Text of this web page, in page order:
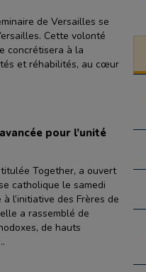
de Versailles se
Cette volonté
concrétisera à la
et réhabilités, au cœur
pour l’unité
Together, a ouvert
catholique le samedi
l’initiative des Frères de
a rassemblé de
de hauts